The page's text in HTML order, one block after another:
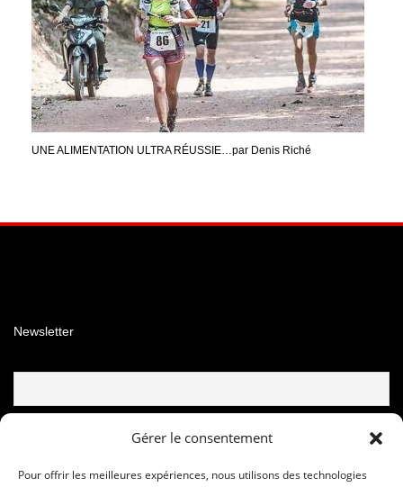
Gérer le consentement
Pour offrir les meilleures expériences, nous utilisons des technologies
UNE ALIMENTATION ULTRA RÉUSSIE…par Denis Riché
Newsletter